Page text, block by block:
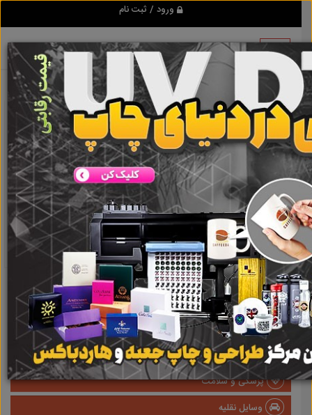
ورود / ثبت نام
نتیجه ای یافت نشد
گروه ها
املاک
صنعتی
پزشکی و سلامت
وسایل نقلیه